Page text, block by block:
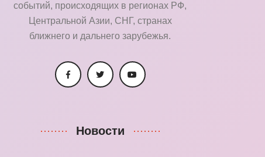
событий, происходящих в регионах РФ,
Центральной Азии, СНГ, странах
ближнего и дальнего зарубежья.
Новости